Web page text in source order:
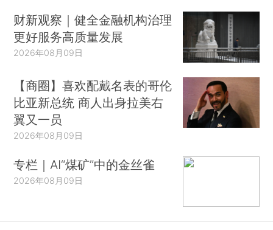
财新观察｜健全金融机构治理
更好服务高质量发展
2026年08月09日
【商圈】喜欢配戴名表的哥伦
比亚新总统 商人出身拉美右
翼又一员
2026年08月09日
专栏｜AI“煤矿”中的金丝雀
2026年08月09日